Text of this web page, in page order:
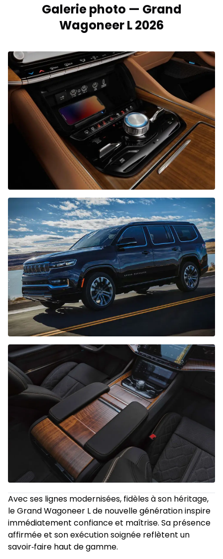
Galerie photo — Grand
Wagoneer L 2026
Avec ses lignes modernisées, fidèles à son héritage,
le Grand Wagoneer L de nouvelle génération inspire
immédiatement confiance et maîtrise. Sa présence
affirmée et son exécution soignée reflètent un
savoir‑faire haut de gamme.